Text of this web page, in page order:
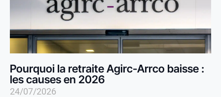
Pourquoi la retraite Agirc-Arrco baisse :
les causes en 2026
24/07/2026